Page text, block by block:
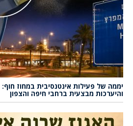
יממה של פעילות אינטנסיבית במחוז
והיערכות מבצעית ברחבי חיפה והצפון